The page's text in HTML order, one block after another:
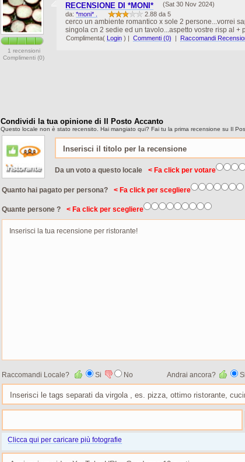
1 recensioni
Complimenti (0)
RECENSIONE DI *MONI* (Sat 30 Nov 2024)
da: *moni* . 2.88 da 5
cerco un ambiente romantico x sole 2 persone...vorrei
singola cn 2 sedie ed un tavolo...aspetto vostre risp al +
Complimenta( Login ) | Commenti (0) | Raccomandi
Condividi la tua opinione di Il Posto Accanto
Questo locale non è stato recensito. Hai mangiato qui? Fai tu la prima recensione su Il
Da un voto a questo locale < Fa click per votare
Quanto hai pagato per persona? < Fa click per scegliere
Quante persone ? < Fa click per scegliere
Raccomandi Locale? Si No Andrai ancora? Si
Clicca qui per caricare più fotografie